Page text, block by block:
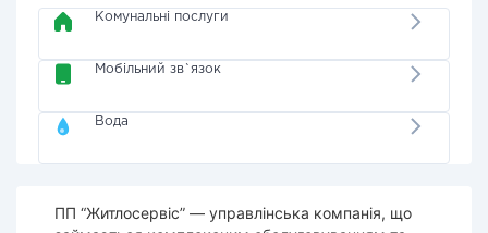
Комунальні послуги
Мобільний зв`язок
Вода
ПП “Житлосервіс” — управлінська компанія, що